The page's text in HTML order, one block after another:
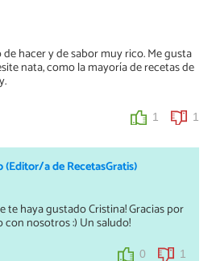
hacer y de sabor muy rico. Me gusta
nata, como la mayoría de recetas de
1 1
(Editor/a de RecetasGratis)
te haya gustado Cristina! Gracias por
nosotros :) Un saludo!
0 1